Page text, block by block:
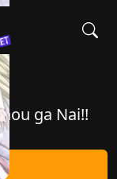
ga Nai!!